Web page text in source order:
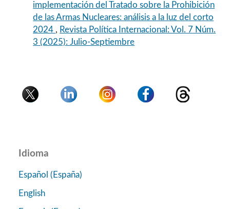
implementación del Tratado sobre la Prohibición
de las Armas Nucleares: análisis a la luz del corto
2024 , Revista Política Internacional: Vol. 7 Núm.
3 (2025): Julio-Septiembre
Idioma
Español (España)
English